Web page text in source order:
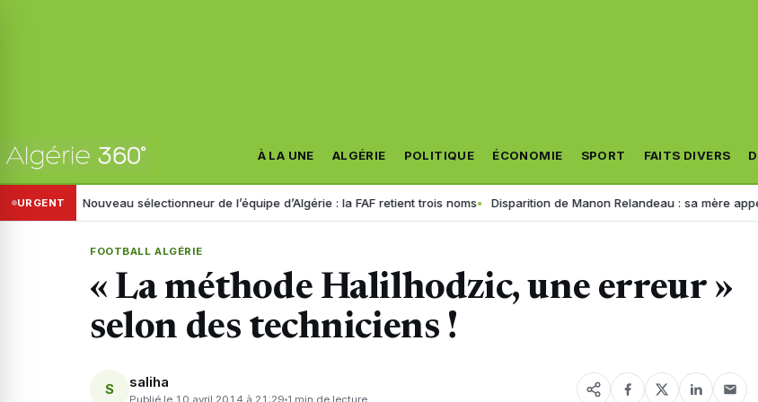
À LA UNE ALGÉRIE POLITIQUE ÉCONOMIE SPORT FAITS DIVERS
URGENT
Nouveau sélectionneur de l’équipe d’Algérie : la FAF retient trois noms Disparition de Manon Relandeau : sa mère appelle
FOOTBALL ALGÉRIE
« La méthode Halilhodzic, une erreur »
selon des techniciens !
S saliha
Publié le 10 avril 2014 à 21:29 1 min de lecture